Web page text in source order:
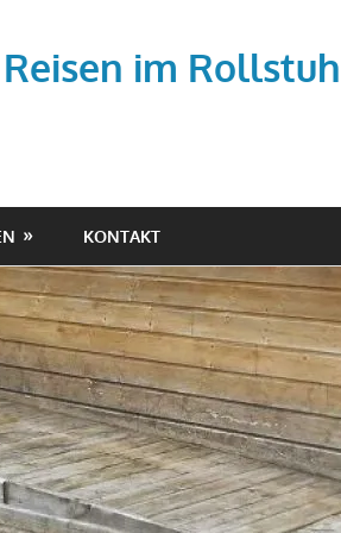
im
KONTAKT